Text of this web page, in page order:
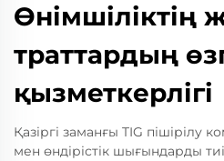
Өнімшіліктің
траттардың
қызметкерлігі
Қазіргі заманғы TIG пішірілу
мен өндірістік шығындарды